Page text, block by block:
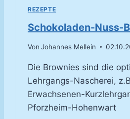
REZEPTE
Schokoladen-Nuss-
Von Johannes Mellein
Die Brownies sind die
Lehrgangs-Nascherei,
Erwachsenen-
Pforzheim-Hohenwart